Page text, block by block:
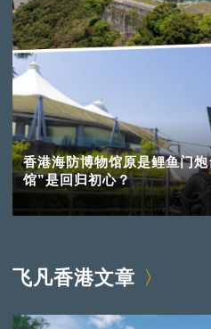
香港海防博物馆原是鲤鱼门
馆”是回归初心？
飞凡香港文章